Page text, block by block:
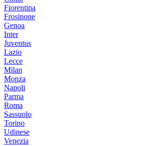
Fiorentina
Frosinone
Genoa
Inter
Juventus
Lazio
Lecce
Milan
Monza
Napoli
Parma
Roma
Sassuolo
Torino
Udinese
Venezia